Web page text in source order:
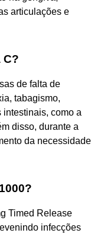
articulações e
C?
de falta de
tabagismo,
como a
disso, durante a
da necessidade
Timed Release
infecções